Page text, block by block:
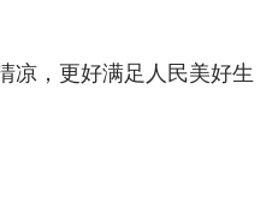
，更好满足人民美好生